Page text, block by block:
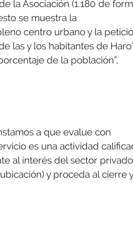
la Asociación (1.180 de
se muestra la
centro urbano y la
las y los habitantes de
de la población”,
a que evalue con
es una actividad
al interés del sector privado
y proceda al cierre y